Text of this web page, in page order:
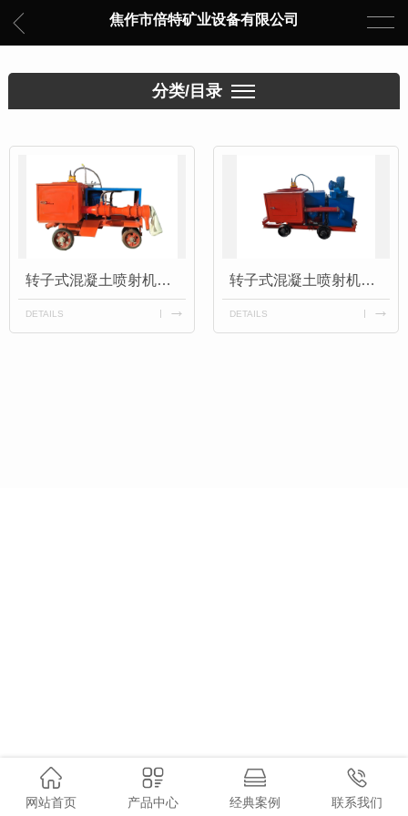
焦作市倍特矿业设备有限公司
分类/目录
转子式混凝土喷射机（二）
DETAILS
转子式混凝土喷射机（一）
DETAILS
网站首页 产品中心 经典案例 联系我们